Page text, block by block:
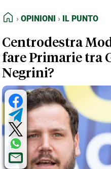
FEED RSS
NORMATIVE
TERMINI e
HOME
OPINIONI IL PUNTO
Centrodestra
fare Primarie tra
Negrini?